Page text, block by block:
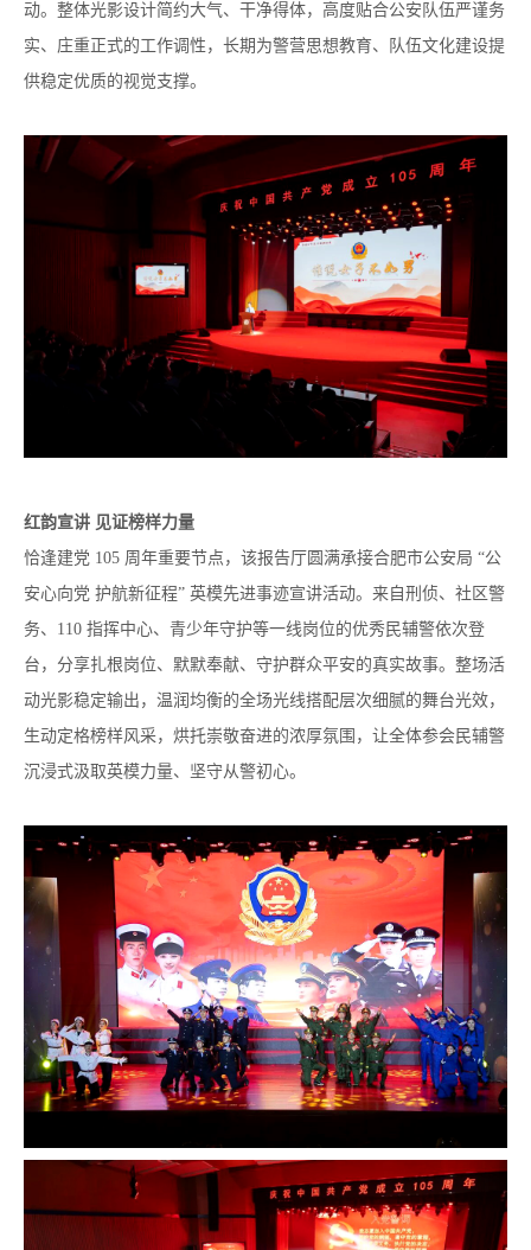
动。整体光影设计简约大气、干净得体，高度贴合公安队伍严谨务
实、庄重正式的工作调性，长期为警营思想教育、队伍文化建设提
供稳定优质的视觉支撑。
红韵宣讲 见证榜样力量
恰逢建党 105 周年重要节点，该报告厅圆满承接合肥市公安局 “公
安心向党 护航新征程” 英模先进事迹宣讲活动。来自刑侦、社区警
务、110 指挥中心、青少年守护等一线岗位的优秀民辅警依次登
台，分享扎根岗位、默默奉献、守护群众平安的真实故事。整场活
动光影稳定输出，温润均衡的全场光线搭配层次细腻的舞台光效，
生动定格榜样风采，烘托崇敬奋进的浓厚氛围，让全体参会民辅警
沉浸式汲取英模力量、坚守从警初心。